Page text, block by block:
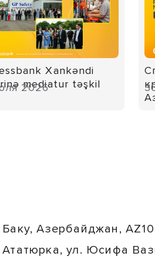
Xankəndi
mediatur təşkil
2026
Баку, Азербайджан,
Ататюрка, ул. Юсифа